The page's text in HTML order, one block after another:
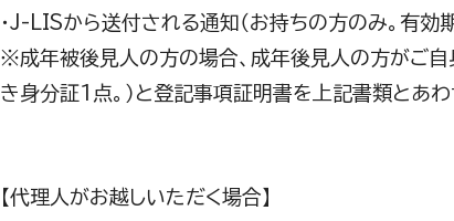
・J-LISから送付される通知（お持ちの方のみ。有効
※成年被後見人の方の場合、成年後見人の方がご
き身分証1点。）と登記事項証明書を上記書類とあわ
【代理人がお越しいただく場合】